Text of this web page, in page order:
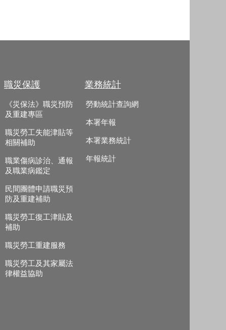
職災保護
《災保法》職災預防
及重建專區
職災勞工失能津貼等
相關補助
職業傷病診治、通報
及職業病鑑定
民間團體申請職災預
防及重建補助
職災勞工復工津貼及
補助
職災勞工重建服務
職災勞工及其家屬法
律權益協助
業務統計
勞動統計查詢網
本署年報
本署業務統計
年報統計